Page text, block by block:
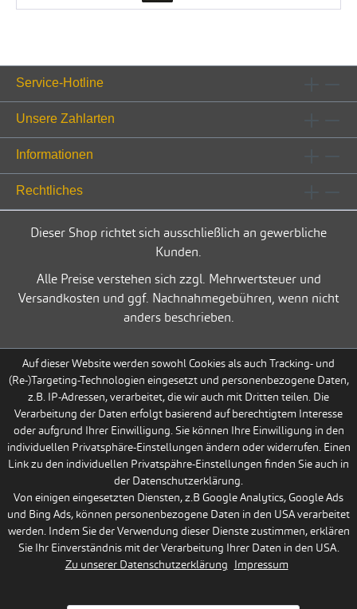
Service-Hotline
Unsere Zahlarten
Informationen
Rechtliches
Dieser Shop richtet sich ausschließlich an gewerbliche
Kunden.
Alle Preise verstehen sich zzgl. Mehrwertsteuer und
Versandkosten und ggf. Nachnahmegebühren, wenn nicht
anders beschrieben.
Auf dieser Website werden sowohl Cookies als auch Tracking- und
(Re-)Targeting-Technologien eingesetzt und personenbezogene Daten,
z.B. IP-Adressen, verarbeitet, die wir auch mit Dritten teilen. Die
Verarbeitung der Daten erfolgt basierend auf berechtigtem Interesse
oder aufgrund Ihrer Einwilligung. Sie können Ihre Einwilligung in den
individuellen Privatsphäre-Einstellungen ändern oder widerrufen. Einen
Link zu den individuellen Privatspähre-Einstellungen finden Sie auch in
der Datenschutzerklärung.
Von einigen eingesetzten Diensten, z.B Google Analytics, Google Ads
und Bing Ads, können personenbezogene Daten in den USA verarbeitet
werden. Indem Sie der Verwendung dieser Dienste zustimmen, erklären
Sie Ihr Einverständnis mit der Verarbeitung Ihrer Daten in den USA.
Zu unserer Datenschutzerklärung Impressum